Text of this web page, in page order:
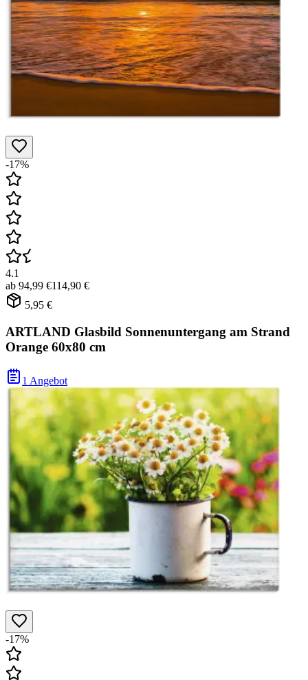
-17%
4.1
ab 94,99 €114,90 €
5,95 €
ARTLAND Glasbild Sonnenuntergang am Strand
Orange 60x80 cm
1 Angebot
-17%